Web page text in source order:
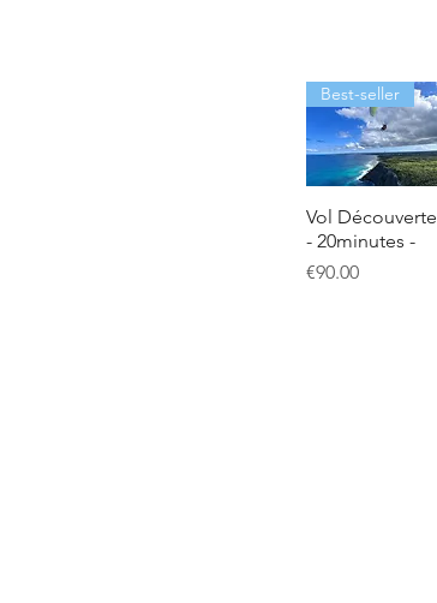
Best-seller
Vol Découverte
- 20minutes -
Price
€90.00